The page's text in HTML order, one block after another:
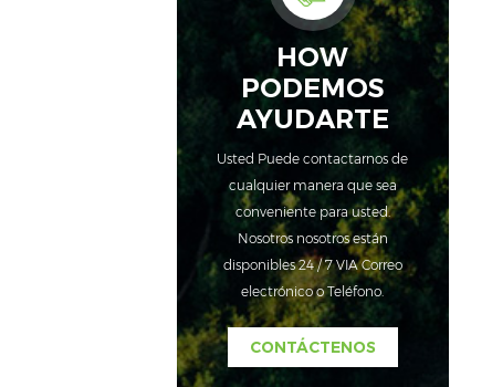
HOW
PODEMOS
AYUDARTE
Usted Puede contactarnos de
cualquier manera que sea
conveniente para usted.
Nosotros nosotros están
disponibles 24 / 7 VIA Correo
electrónico o Teléfono.
CONTÁCTENOS